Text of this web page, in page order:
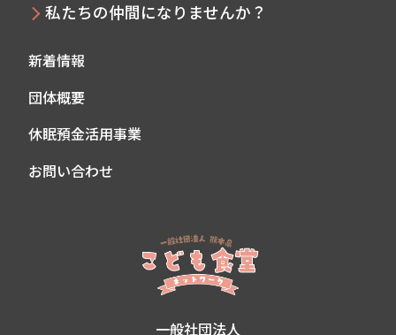
私たちの仲間になりませんか？
新着情報
団体概要
休眠預金活用事業
お問い合わせ
一般社団法人